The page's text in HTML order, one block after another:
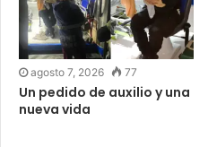
agosto 7, 2026 77
Un pedido de auxilio y una
nueva vida